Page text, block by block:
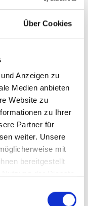
Über Cookies
Anzeigen zu
Medien anbieten
Website zu
zu Ihrer
Partner für
weiter. Unsere
mit
bereitgestellt
geltenden
Überwachungen
Überprüfung
und/oder vereidigte
auf
sind vom
Ablauf des
Ware
Qualitäts-